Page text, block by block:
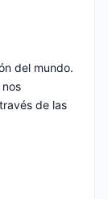
del mundo.
de las